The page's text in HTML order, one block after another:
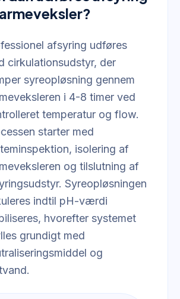
afsyring udføres
cirkulationsudstyr, der
syreopløsning gennem
i 4-8 timer ved
temperatur og flow.
starter med
isolering af
og tilslutning af
Syreopløsningen
indtil pH-værdi
hvorefter systemet
grundigt med
og